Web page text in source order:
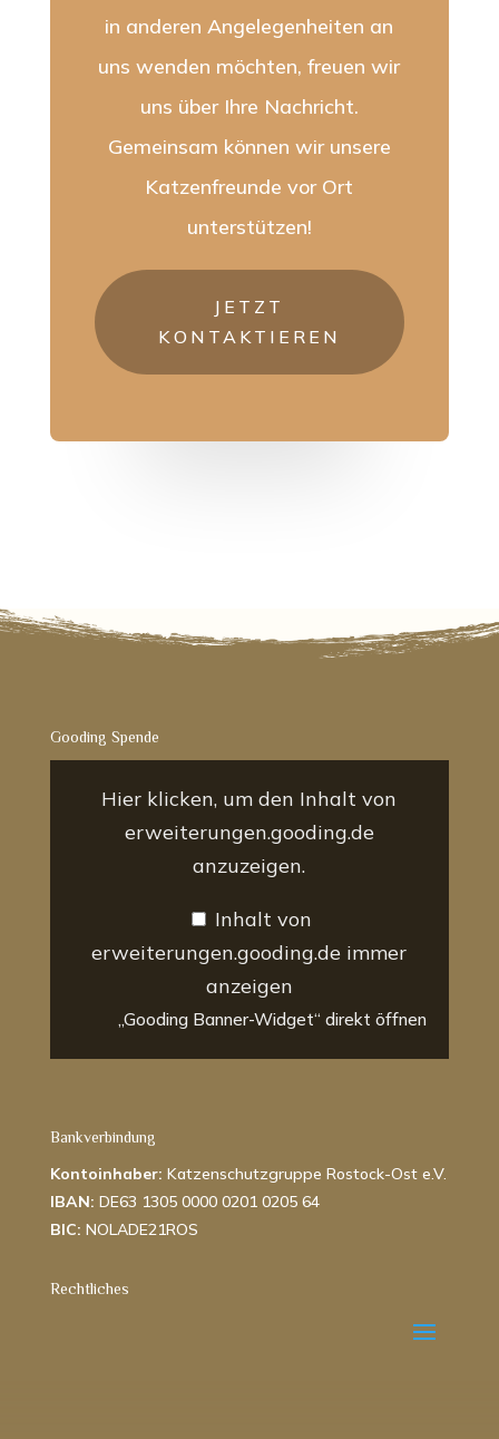
in anderen Angelegenheiten an
uns wenden möchten, freuen wir
uns über Ihre Nachricht.
Gemeinsam können wir unsere
Katzenfreunde vor Ort
unterstützen!
JETZT
KONTAKTIEREN
Gooding Spende
Widget“
erweiterungen.gooding.de
Hier klicken, um den Inhalt von
erweiterungen.gooding.de
anzuzeigen.
Inhalt von
erweiterungen.gooding.de immer
anzeigen
„Gooding Banner-Widget“ direkt öffnen
Bankverbindung
Kontoinhaber: Katzenschutzgruppe Rostock-Ost e.V.
IBAN: DE63 1305 0000 0201 0205 64
BIC: NOLADE21ROS
Rechtliches